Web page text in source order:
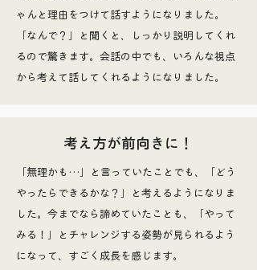
ゃんと理由をつけて話すようになりました。
「なんで？」と聞くと、しっかり説明してくれ
るので驚きます。会話の中でも、いろんな視点
から考えて話してくれるようになりました。
考え方が前向きに！
「無理かも…」と言っていたことでも、「どう
やったらできるかな？」と考えるようになりま
した。今までなら諦めていたことも、「やって
みる！」とチャレンジする姿勢が見られるよう
になって、すごく成長を感じます。